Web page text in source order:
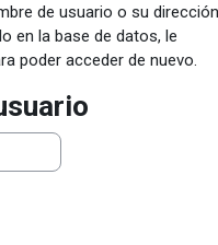
de usuario o su
en la base de datos, le
poder acceder de nuevo.